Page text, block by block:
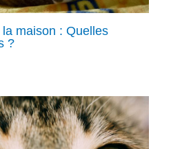
maison : Quelles
?